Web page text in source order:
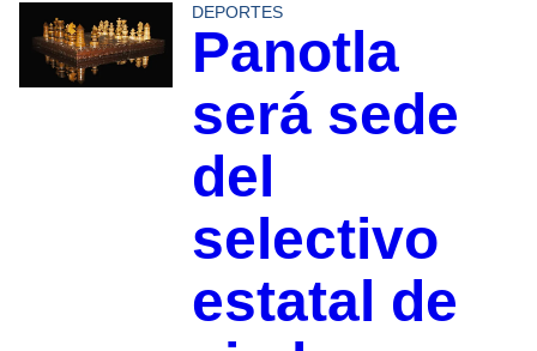
DEPORTES
Panotla
será sede
del
selectivo
estatal de